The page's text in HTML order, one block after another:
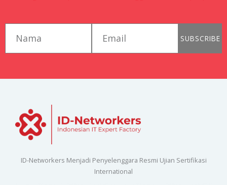
SUBSCRIBE
ID-Networkers Menjadi Penyelenggara Resmi Ujian Sertifikasi
International